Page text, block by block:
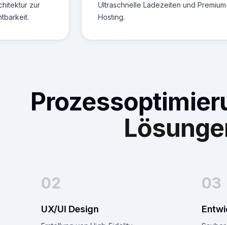
zur
Ultraschnelle Ladezeiten und
Hosting.
02
UX/UI Design
03